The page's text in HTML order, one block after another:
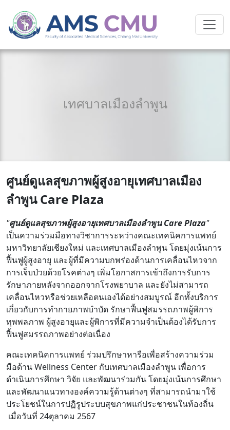
เทศบาลเมืองลำพูน
ศูนย์ดูแลสุขภาพผู้สูงอายุเทศบาลเมือง
ลำพูน Care Plaza
"ศูนย์ดูแลสุขภาพผู้สูงอายุเทศบาลเมืองลำพูน Care Plaza"
เป็นความร่วมมือทางวิชาการระหว่างคณะเทคนิคการแพทย์
มหาวิทยาลัยเชียงใหม่ และเทศบาลเมืองลำพูน โดยมุ่งเน้นการ
ฟื้นฟูผู้สูงอายุ และผู้ที่มีความบกพร่องด้านการเคลื่อนไหวจาก
การเจ็บป่วยด้วยโรคต่างๆ เพิ่มโอกาสการเข้าถึงการรับการ
รักษาภายหลังจากออกจากโรงพยาบาล และยังไม่สามารถ
เคลื่อนไหวหรือช่วยเหลือตนเองได้อย่างสมบูรณ์ อีกทั้งบริการ
เกี่ยวกับการทำกายภาพบำบัด รักษาฟื้นฟูสมรรถภาพผู้พิการ
ทุพพลภาพ ผู้สูงอายุและผู้พิการที่มีความจำเป็นต้องได้รับการ
ฟื้นฟูสมรรถภาพอย่างต่อเนื่อง
คณะเทคนิคการแพทย์ ร่วมปรึกษาหารือเพื่อสร้างความร่วม
มือด้าน Wellness Center กับเทศบาลเมืองลำพูน เพื่อการ
ดำเนินการศึกษา วิจัย และพัฒนาร่วมกัน โดยมุ่งเน้นการศึกษา
และพัฒนาแนวทางองค์ความรู้ด้านต่างๆ ที่สามารถนำมาใช้
ประโยชน์ในการปฏิรูประบบสุขภาพแก่ประชาชนในท้องถิ่น
เมื่อวันที่ 24ตุลาคม 2567